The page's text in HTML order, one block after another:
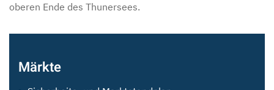
oberen Ende des Thunersees.
Märkte